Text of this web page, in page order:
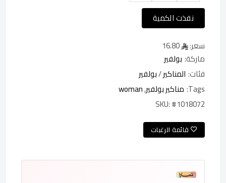
نفذت الكمية
سعر:
ماركة: بولفير
فئات: المناكير/بولفير
Tags: مناكير بولفير,
woman
SKU:#1018072
قائمة الرغبات